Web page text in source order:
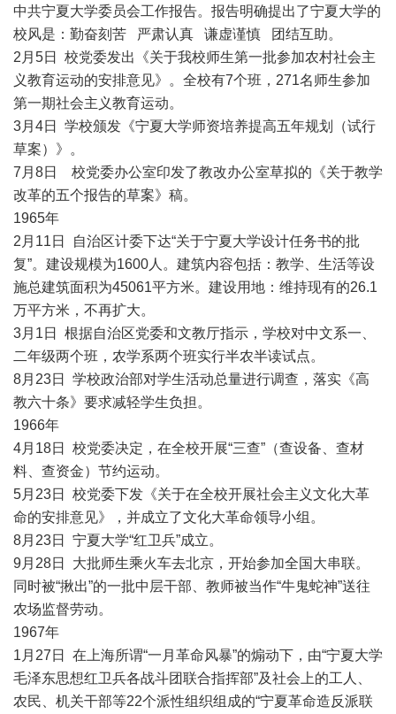
中共宁夏大学委员会工作报告。报告明确提出了宁夏大学的
校风是：勤奋刻苦 严肃认真 谦虚谨慎 团结互助。
2月5日 校党委发出《关于我校师生第一批参加农村社会主
义教育运动的安排意见》。全校有7个班，271名师生参加
第一期社会主义教育运动。
3月4日 学校颁发《宁夏大学师资培养提高五年规划（试行
草案）》。
7月8日 校党委办公室印发了教改办公室草拟的《关于教学
改革的五个报告的草案》稿。
1965年
2月11日 自治区计委下达“关于宁夏大学设计任务书的批
复”。建设规模为1600人。建筑内容包括：教学、生活等设
施总建筑面积为45061平方米。建设用地：维持现有的26.1
万平方米，不再扩大。
3月1日 根据自治区党委和文教厅指示，学校对中文系一、
二年级两个班，农学系两个班实行半农半读试点。
8月23日 学校政治部对学生活动总量进行调查，落实《高
教六十条》要求减轻学生负担。
1966年
4月18日 校党委决定，在全校开展“三查”（查设备、查材
料、查资金）节约运动。
5月23日 校党委下发《关于在全校开展社会主义文化大革
命的安排意见》，并成立了文化大革命领导小组。
8月23日 宁夏大学“红卫兵”成立。
9月28日 大批师生乘火车去北京，开始参加全国大串联。
同时被“揪出”的一批中层干部、教师被当作“牛鬼蛇神”送往
农场监督劳动。
1967年
1月27日 在上海所谓“一月革命风暴”的煽动下，由“宁夏大学
毛泽东思想红卫兵各战斗团联合指挥部”及社会上的工人、
农民、机关干部等22个派性组织组成的“宁夏革命造反派联